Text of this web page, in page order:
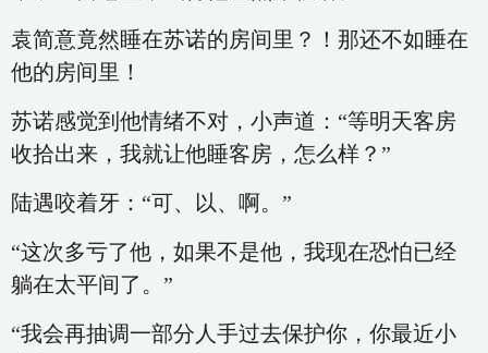
袁简意竟然睡在苏诺的房间里？！那还不如睡在
他的房间里！
苏诺感觉到他情绪不对，小声道：“等明天客房
收拾出来，我就让他睡客房，怎么样？”
陆遇咬着牙：“可、以、啊。”
“这次多亏了他，如果不是他，我现在恐怕已经
躺在太平间了。”
“我会再抽调一部分人手过去保护你，你最近小